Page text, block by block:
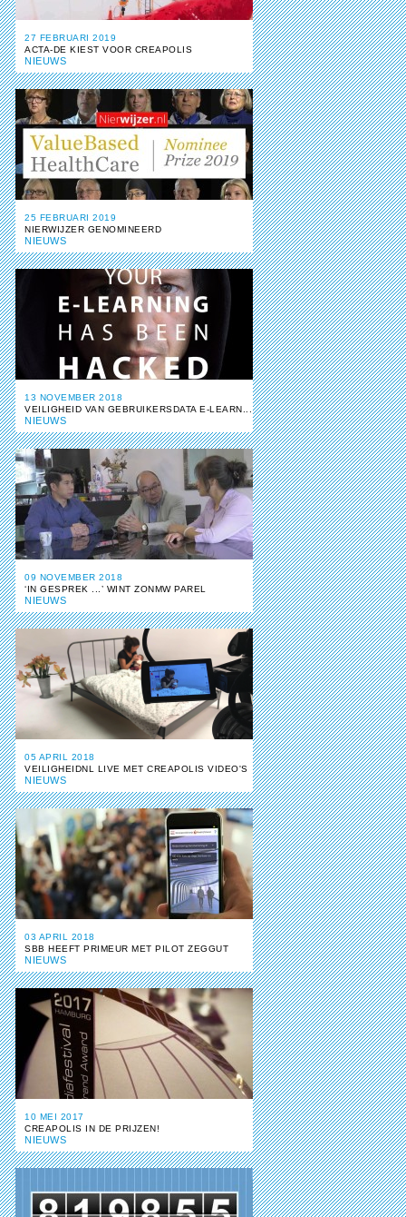
27 FEBRUARI 2019
ACTA-DE KIEST VOOR CREAPOLIS
NIEUWS
25 FEBRUARI 2019
NIERWIJZER GENOMINEERD
NIEUWS
13 NOVEMBER 2018
VEILIGHEID VAN GEBRUIKERSDATA E-LEARN...
NIEUWS
09 NOVEMBER 2018
‘IN GESPREK ...’ WINT ZONMW PAREL
NIEUWS
05 APRIL 2018
VEILIGHEIDNL LIVE MET CREAPOLIS VIDEO'S
NIEUWS
03 APRIL 2018
SBB HEEFT PRIMEUR MET PILOT ZEGGUT
NIEUWS
10 MEI 2017
CREAPOLIS IN DE PRIJZEN!
NIEUWS